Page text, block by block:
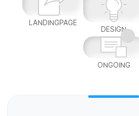
LANDINGPAGE
DESIGN
ONGOING